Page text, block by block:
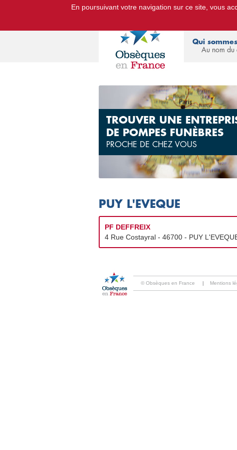
Le Portail d'Informations
Qui
Au nom du
TROUVER UNE
DE POMPES FUNÈBRES
PROCHE DE CHEZ VOUS
PUY L'EVEQUE
PF DEFFREIX
4 Rue Costayral - 46700 - PUY
© Obsèques en France | Mentions
En poursuivant votre navigation sur ce site, vous